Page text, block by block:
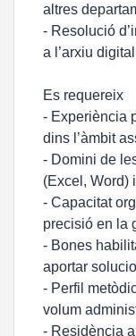
altres
- Resolució
a l’arxiu
Es requereix
- Experiència
dins l’àmbit
- Domini de
(Excel, Word)
- Capacitat
precisió en la
- Bones
aportar
- Perfil
volum
- Residència